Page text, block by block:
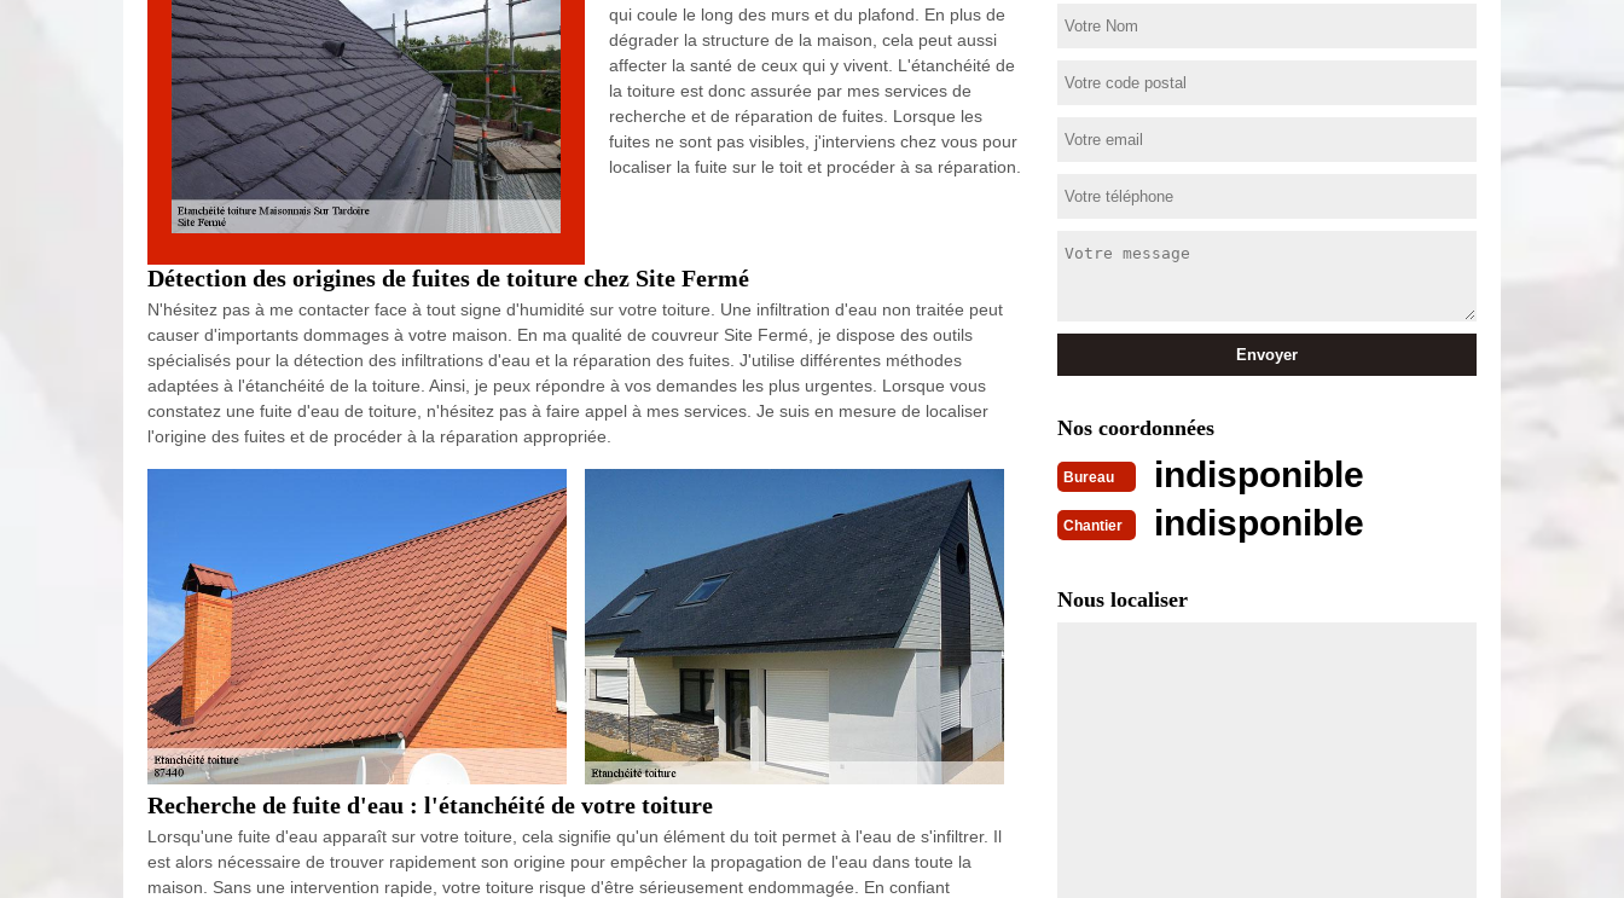
qui coule le long des murs et du plafond. En plus de
dégrader la structure de la maison, cela peut aussi
affecter la santé de ceux qui y vivent. L'étanchéité de
la toiture est donc assurée par mes services de
recherche et de réparation de fuites. Lorsque les
fuites ne sont pas visibles, j'interviens chez vous pour
localiser la fuite sur le toit et procéder à sa réparation.
Détection des origines de fuites de toiture chez Site Fermé
N'hésitez pas à me contacter face à tout signe d'humidité sur votre toiture. Une infiltration d'eau non traitée peut
causer d'importants dommages à votre maison. En ma qualité de couvreur Site Fermé, je dispose des outils
spécialisés pour la détection des infiltrations d'eau et la réparation des fuites. J'utilise différentes méthodes
adaptées à l'étanchéité de la toiture. Ainsi, je peux répondre à vos demandes les plus urgentes. Lorsque vous
constatez une fuite d'eau de toiture, n'hésitez pas à faire appel à mes services. Je suis en mesure de localiser
l'origine des fuites et de procéder à la réparation appropriée.
Recherche de fuite d'eau : l'étanchéité de votre toiture
Lorsqu'une fuite d'eau apparaît sur votre toiture, cela signifie qu'un élément du toit permet à l'eau de s'infiltrer. Il
est alors nécessaire de trouver rapidement son origine pour empêcher la propagation de l'eau dans toute la
maison. Sans une intervention rapide, votre toiture risque d'être sérieusement endommagée. En confiant
Nos coordonnées
Bureau indisponible
Chantier indisponible
Nous localiser